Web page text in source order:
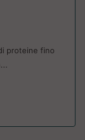
proteine fino